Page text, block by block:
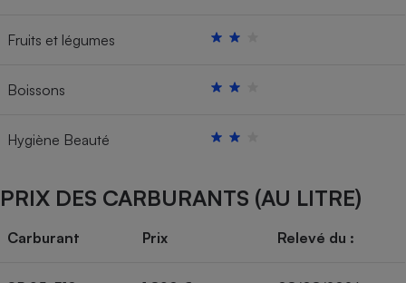
Fruits et légumes
Boissons
Hygiène Beauté
PRIX DES CARBURANTS (AU LITRE)
Carburant Prix Relevé du :